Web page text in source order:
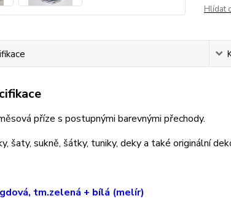
Hlídat
příze s postupnými barevnými přechody.
šaty, sukně, šátky, tuniky, deky a také originální
tm.zelená + bílá (melír)